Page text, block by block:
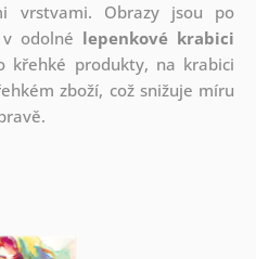
vrstvami. Obrazy jsou po
odolné lepenkové krabici
křehké produkty, na krabici
zboží, což snižuje míru